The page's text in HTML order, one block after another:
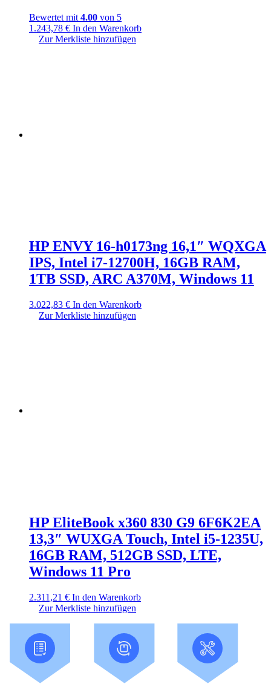
Bewertet mit 4.00 von 5
1.243,78 € In den Warenkorb
Zur Merkliste hinzufügen
HP ENVY 16-h0173ng 16,1″ WQXGA
IPS, Intel i7-12700H, 16GB RAM,
1TB SSD, ARC A370M, Windows 11
3.022,83 € In den Warenkorb
Zur Merkliste hinzufügen
HP EliteBook x360 830 G9 6F6K2EA
13,3″ WUXGA Touch, Intel i5-1235U,
16GB RAM, 512GB SSD, LTE,
Windows 11 Pro
2.311,21 € In den Warenkorb
Zur Merkliste hinzufügen